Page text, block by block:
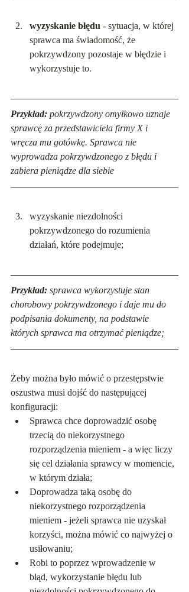
wyzyskanie błędu - sytuacja, w której
sprawca ma świadomość, że
pokrzywdzony pozostaje w błędzie i
wykorzystuje to.
Przykład: pokrzywdzony omyłkowo uznaje
sprawcę za przedstawiciela firmy X i
wręcza mu gotówkę. Sprawca nie
wyprowadza pokrzywdzonego z błędu i
zabiera pieniądze dla siebie
wyzyskanie niezdolności
pokrzywdzonego do rozumienia
działań, które podejmuje;
Przykład: sprawca wykorzystuje stan
chorobowy pokrzywdzonego i daje mu do
podpisania dokumenty, na podstawie
których sprawca ma otrzymać pieniądze;
Żeby można było mówić o przestępstwie
oszustwa musi dojść do następującej
konfiguracji:
Sprawca chce doprowadzić osobę
trzecią do niekorzystnego
rozporządzenia mieniem - a więc liczy
się cel działania sprawcy w momencie,
w którym działa;
Doprowadza taką osobę do
niekorzystnego rozporządzenia
mieniem - jeżeli sprawca nie uzyskał
korzyści, można mówić co najwyżej o
usiłowaniu;
Robi to poprzez wprowadzenie w
błąd, wykorzystanie błędu lub